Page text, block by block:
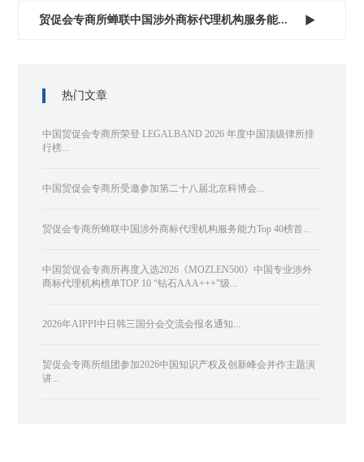
贸促会专商所蝉联中国涉外商标代理机构服务能... 
热门文章
中国贸促会专商所荣登 LEGALBAND 2026 年度中国顶级律所排
行榜...
中国贸促会专商所受邀参加第二十八届北京科博会...
贸促会专商所蝉联中国涉外商标代理机构服务能力Top 40榜首...
中国贸促会专商所再度入选2026《MOZLEN500》中国专业涉外
商标代理机构榜单TOP 10 “钻石AAA+++”级...
2026年AIPPI中日韩三国分会交流会报名通知...
贸促会专商所组团参加2026中国知识产权及创新峰会并作主题演
讲...